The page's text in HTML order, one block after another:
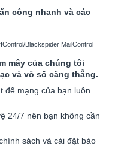
công nhanh và các
mây của chúng tôi
và vô số căng thẳng.
để mạng của bạn luôn
24/7 nên bạn không cần
sách và cài đặt bảo